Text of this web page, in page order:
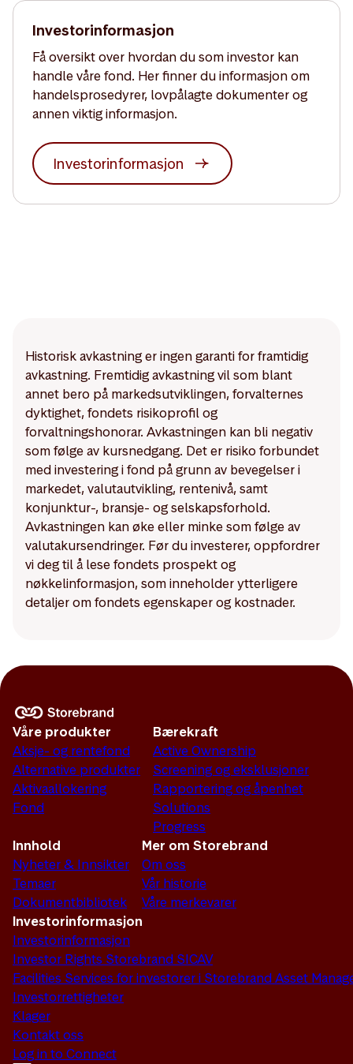
Investorinformasjon
Få oversikt over hvordan du som investor kan
handle våre fond. Her finner du informasjon om
handelsprosedyrer, lovpålagte dokumenter og
annen viktig informasjon.
Investorinformasjon
Historisk avkastning er ingen garanti for framtidig
avkastning. Fremtidig avkastning vil som blant
annet bero på markedsutviklingen, forvalternes
dyktighet, fondets risikoprofil og
forvaltningshonorar. Avkastningen kan bli negativ
som følge av kursnedgang. Det er risiko forbundet
med investering i fond på grunn av bevegelser i
markedet, valutautvikling, rentenivå, samt
konjunktur-, bransje- og selskapsforhold.
Avkastningen kan øke eller minke som følge av
valutakursendringer. Før du investerer, oppfordrer
vi deg til å lese fondets prospekt og
nøkkelinformasjon, som inneholder ytterligere
detaljer om fondets egenskaper og kostnader.
Våre produkter
Aksje- og rentefond
Alternative produkter
Aktivaallokering
Fond
Bærekraft
Active Ownership
Screening og eksklusjoner
Rapportering og åpenhet
Solutions
Progress
Innhold
Nyheter & Innsikter
Temaer
Dokumentbibliotek
Mer om Storebrand
Om oss
Vår historie
Våre merkevarer
Investorinformasjon
Investorinformasjon
Investor Rights Storebrand SICAV
Facilities Services for investorer i Storebrand Asset
Investorrettigheter
Klager
Kontakt oss
Log in to Connect